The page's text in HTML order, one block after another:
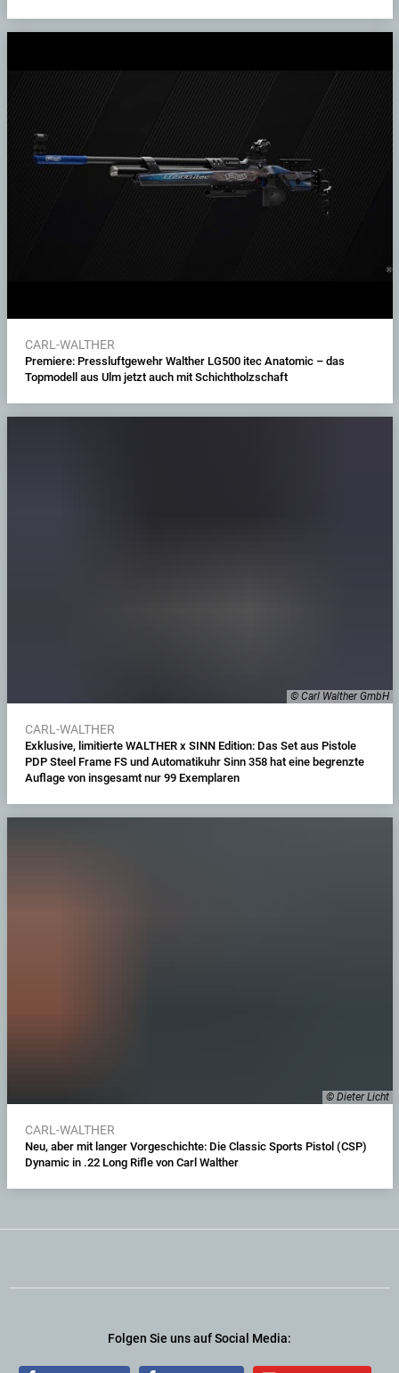
CARL-WALTHER
Premiere: Pressluftgewehr Walther LG500 itec Anatomic – das
Topmodell aus Ulm jetzt auch mit Schichtholzschaft
© Carl Walther GmbH
CARL-WALTHER
Exklusive, limitierte WALTHER x SINN Edition: Das Set aus Pistole
PDP Steel Frame FS und Automatikuhr Sinn 358 hat eine begrenzte
Auflage von insgesamt nur 99 Exemplaren
© Dieter Licht
CARL-WALTHER
Neu, aber mit langer Vorgeschichte: Die Classic Sports Pistol (CSP)
Dynamic in .22 Long Rifle von Carl Walther
Folgen Sie uns auf Social Media: